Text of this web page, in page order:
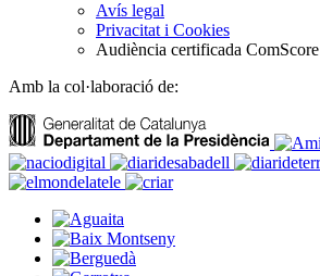
Avís legal
Privacitat i Cookies
Audiència certificada ComScore
Amb la col·laboració de: